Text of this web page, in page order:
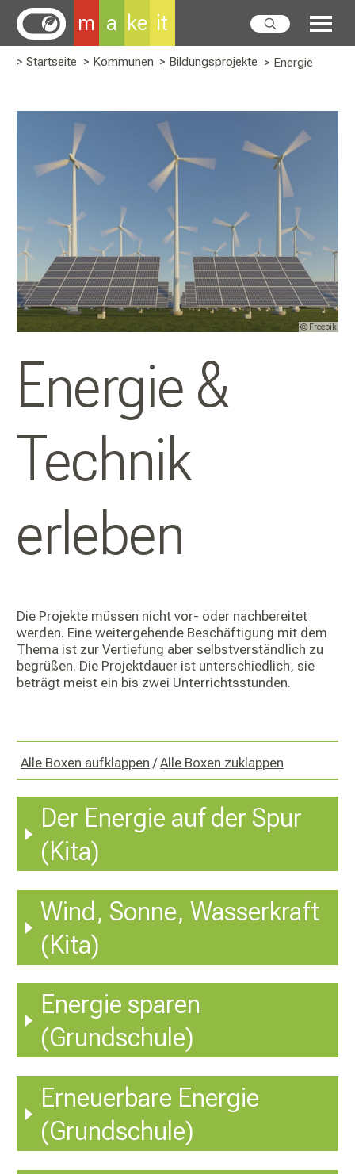
m a ke it
> Startseite > Kommunen > Bildungsprojekte > Energie
© Freepik
Energie &
Technik
erleben
Die Projekte müssen nicht vor- oder nachbereitet
werden. Eine weitergehende Beschäftigung mit dem
Thema ist zur Vertiefung aber selbstverständlich zu
begrüßen. Die Projektdauer ist unterschiedlich, sie
beträgt meist ein bis zwei Unterrichtsstunden.
Alle Boxen aufklappen /Alle Boxen zuklappen
Der Energie auf der Spur
(Kita)
Wind, Sonne, Wasserkraft
(Kita)
Energie sparen
(Grundschule)
Erneuerbare Energie
(Grundschule)